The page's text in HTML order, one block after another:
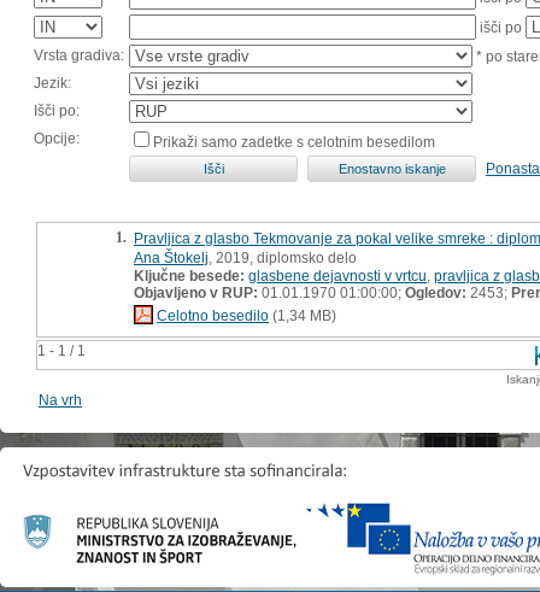
išči po
Vrsta gradiva:
* po
Jezik:
Išči po:
Opcije:
Prikaži samo zadetke s celotnim besedilom
1 - 1 / 1
1. Pravljica z glasbo Tekmovanje za pokal velike smreke :
Ana Štokelj , 2019, diplomsko delo
Ključne besede: glasbene dejavnosti v vrtcu pravljica z
Objavljeno v RUP: 01.01.1970 01:00:00; Ogledov: 2453;
Celotno besedilo (1,34 MB)
Na vrh